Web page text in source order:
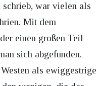
schrieb, war vielen als
Mit dem
einen großen Teil
sich abgefunden.
als ewiggestrige